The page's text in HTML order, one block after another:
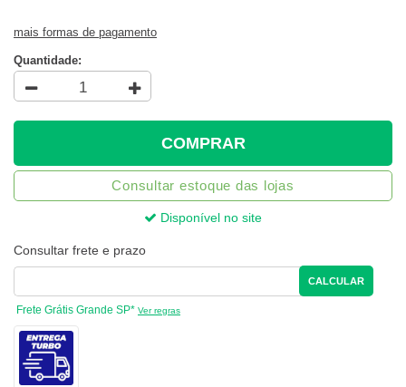
mais formas de pagamento
Quantidade:
COMPRAR
Consultar estoque das lojas
Disponível no site
Consultar frete e prazo
CALCULAR
Frete Grátis Grande SP* Ver regras